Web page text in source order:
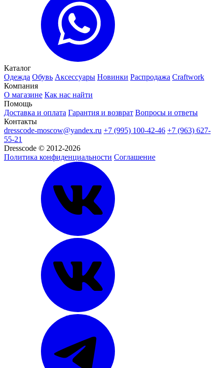
Каталог
Одежда Обувь Аксессуары Новинки Распродажа Craftwork
Компания
О магазине Как нас найти
Помощь
Доставка и оплата Гарантия и возврат Вопросы и ответы
Контакты
dresscode-moscow@yandex.ru +7 (995) 100-42-46 +7 (963) 627-
55-21
Dresscode © 2012-2026
Политика конфиденциальности Соглашение